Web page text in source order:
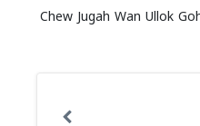
Chew Jugah Wan Ullok